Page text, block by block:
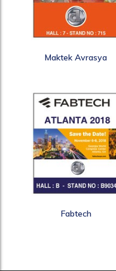
Maktek Avrasya
Fabtech